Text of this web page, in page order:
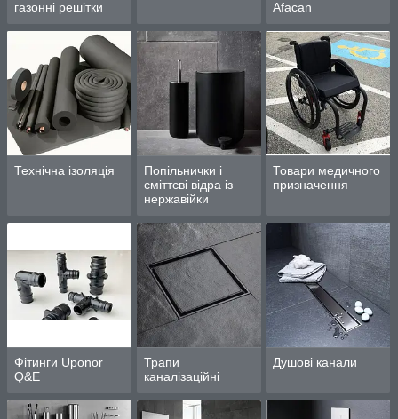
газонні решітки
Afacan
Технічна ізоляція
Попільнички і
сміттєві відра із
нержавійки
Товари медичного
призначення
Фітинги Uponor
Q&E
Трапи
каналізаційні
Душові канали